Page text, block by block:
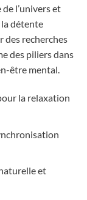
l’univers et
détente
des recherches
des piliers dans
être mental.
la relaxation
et